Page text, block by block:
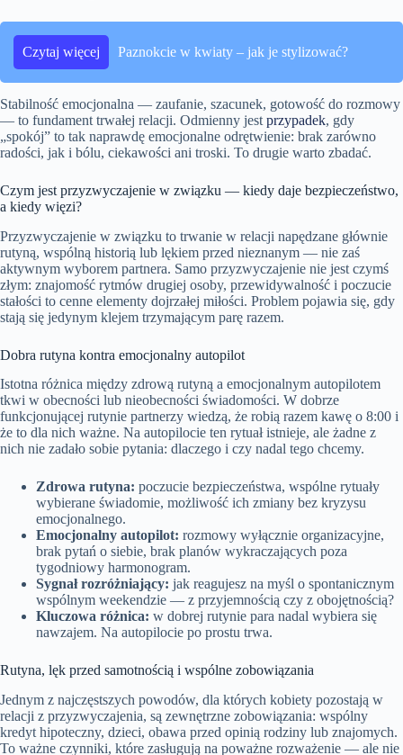
Czytaj więcej Paznokcie w kwiaty – jak je stylizować?
Stabilność emocjonalna — zaufanie, szacunek, gotowość do rozmowy
— to fundament trwałej relacji. Odmienny jest przypadek, gdy
„spokój” to tak naprawdę emocjonalne odrętwienie: brak zarówno
radości, jak i bólu, ciekawości ani troski. To drugie warto zbadać.
Czym jest przyzwyczajenie w związku — kiedy daje bezpieczeństwo,
a kiedy więzi?
Przyzwyczajenie w związku to trwanie w relacji napędzane głównie
rutyną, wspólną historią lub lękiem przed nieznanym — nie zaś
aktywnym wyborem partnera. Samo przyzwyczajenie nie jest czymś
złym: znajomość rytmów drugiej osoby, przewidywalność i poczucie
stałości to cenne elementy dojrzałej miłości. Problem pojawia się, gdy
stają się jedynym klejem trzymającym parę razem.
Dobra rutyna kontra emocjonalny autopilot
Istotna różnica między zdrową rutyną a emocjonalnym autopilotem
tkwi w obecności lub nieobecności świadomości. W dobrze
funkcjonującej rutynie partnerzy wiedzą, że robią razem kawę o 8:00 i
że to dla nich ważne. Na autopilocie ten rytuał istnieje, ale żadne z
nich nie zadało sobie pytania: dlaczego i czy nadal tego chcemy.
Zdrowa rutyna: poczucie bezpieczeństwa, wspólne rytuały
wybierane świadomie, możliwość ich zmiany bez kryzysu
emocjonalnego.
Emocjonalny autopilot: rozmowy wyłącznie organizacyjne,
brak pytań o siebie, brak planów wykraczających poza
tygodniowy harmonogram.
Sygnał rozróżniający: jak reagujesz na myśl o spontanicznym
wspólnym weekendzie — z przyjemnością czy z obojętnością?
Kluczowa różnica: w dobrej rutynie para nadal wybiera się
nawzajem. Na autopilocie po prostu trwa.
Rutyna, lęk przed samotnością i wspólne zobowiązania
Jednym z najczęstszych powodów, dla których kobiety pozostają w
relacji z przyzwyczajenia, są zewnętrzne zobowiązania: wspólny
kredyt hipoteczny, dzieci, obawa przed opinią rodziny lub znajomych.
To ważne czynniki, które zasługują na poważne rozważenie — ale nie